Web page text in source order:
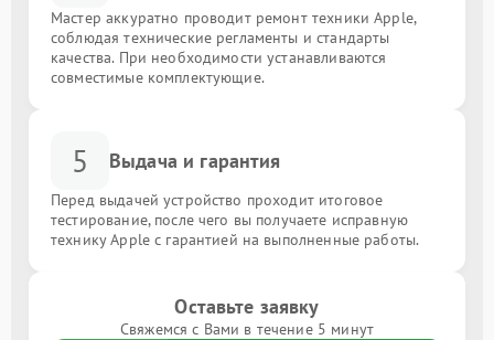
Мастер аккуратно проводит ремонт техники Apple,
соблюдая технические регламенты и стандарты
качества. При необходимости устанавливаются
совместимые комплектующие.
5 Выдача и гарантия
Перед выдачей устройство проходит итоговое
тестирование, после чего вы получаете исправную
технику Apple с гарантией на выполненные работы.
Оставьте заявку
Свяжемся с Вами в течение 5 минут